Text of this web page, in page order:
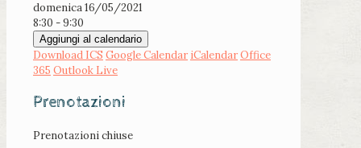
domenica 16/05/2021
8:30 - 9:30
Aggiungi al calendario
Download ICS Google Calendar iCalendarOffice
365 Outlook Live
Prenotazioni
Prenotazioni chiuse